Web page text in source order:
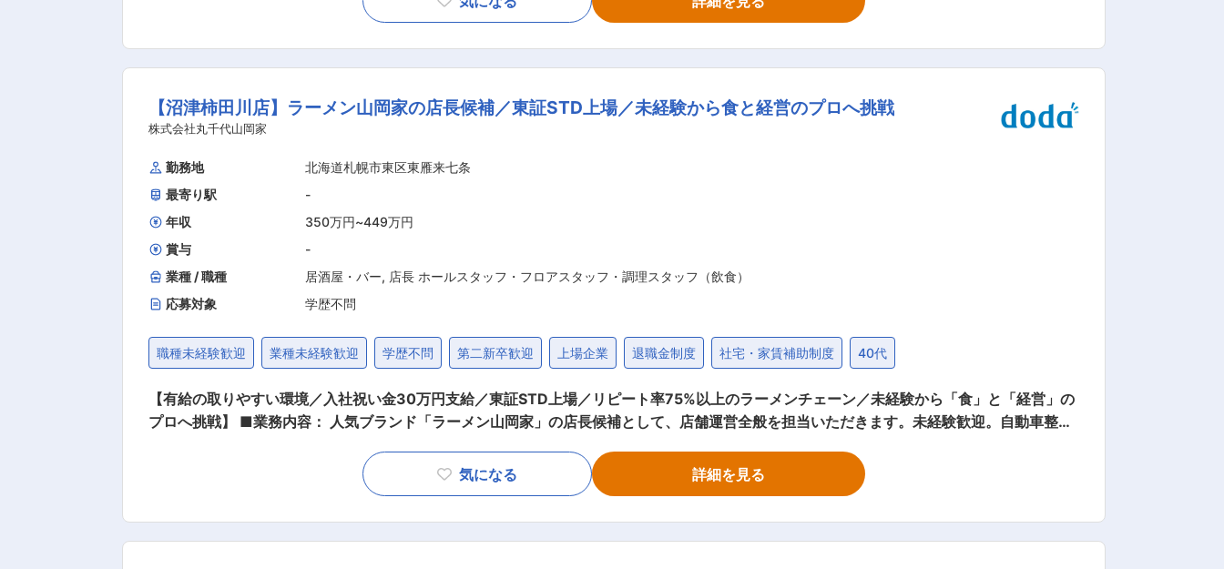
「オペレーション業務」 印刷物の不要部分を取り除く「抜き加工」 印刷物を箱の工程に仕上げる「貼り加工」 （2）インクの調合作業 インク
タッフは18名で、20〜60代までの幅広い年齢層が働いています。多くが中途採用で入社しており転職のハンデはありません コツコツタイプ
から、お喋りが大好きな人など、色んな個性が活躍しています ■キャリアパス 現場実務のスペシャリストや意欲をお持ちであれば工場長とい
家資格に挑戦することもでき、長期的なキャリアを形成していけます ■こんな方におすすめ ◎細部へのこだわりを持てる方 見本との色の違い
やズレなどを確認する作業に活かせます ◎粘り強くコツコツと頑張れる方 印刷物は、お客様の大切な商品である意識が大切になります ■環境
紙は湿度や気温で変化してしまう素材のため、工場内は常に一定の温度で調節され、一年中快適に作業ができます！ 変更の範囲：会社の定め
る業務
【沼津柿田川店】ラーメン山岡家の店長候補／東証STD上場／未経験から食と経営のプロへ挑戦
株式会社丸千代山岡家
勤務地
北海道札幌市東区東雁来七条
最寄り駅
-
年収
350万円~449万円
賞与
-
業種 / 職種
居酒屋・バー, 店長 ホールスタッフ・フロアスタッフ・調理スタッフ（飲食）
応募対象
学歴不問
職種未経験歓迎 業種未経験歓迎 学歴不問 第二新卒歓迎 上場企業 退職金制度 社宅・家賃補助制度 40代
【有給の取りやすい環境／入社祝い金30万円支給／東証STD上場／リピート率75%以上のラーメンチェーン／未経験から「食」と「経営」の
プロへ挑戦】 ■業務内容： 人気ブランド「ラーメン山岡家」の店長候補として、店舗運営全般を担当いただきます。未経験歓迎。自動車整備
生管理、売上・利益率の管理 ・スタッフ採用、シフト管理 店舗経営に関する幅広い業務をお任せします。キャンペーン企画や人材採用なども
店長の裁量で実施できるため、未経験から経営スキルを身につけることが可能です。 ■魅力ポイント： ・豊富なキャリアパス： 店長がゴール
気になる 詳細を見る